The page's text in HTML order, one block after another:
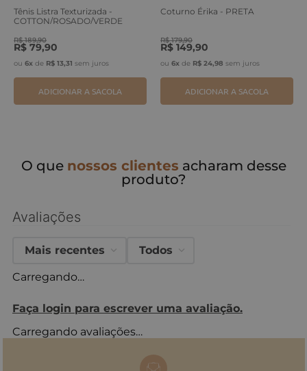
Tênis Listra Texturizada -
COTTON/ROSADO/VERDE
R$ 189,90
R$ 79,90
ou 6x de R$ 13,31 sem juros
ADICIONAR A SACOLA
Coturno Érika - PRETA
R$ 179,90
R$ 149,90
ou 6x de R$ 24,98 sem juros
ADICIONAR A SACOLA
O que nossos clientes acharam desse
produto?
Avaliações
Carregando…
Faça login para escrever uma avaliação.
Mais recentes Todos
Carregando avaliações…